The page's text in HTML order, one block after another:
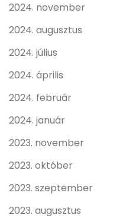
2024. november
2024. augusztus
2024. július
2024. április
2024. február
2024. január
2023. november
2023. október
2023. szeptember
2023. augusztus